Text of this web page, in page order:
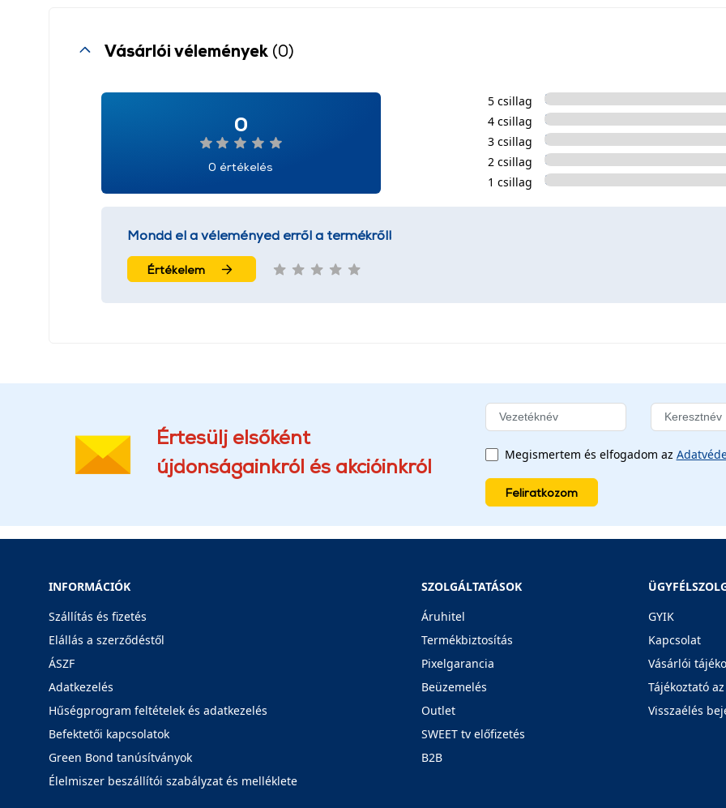
Vásárlói vélemények (0)
0
0 értékelés
5 csillag
4 csillag
3 csillag
2 csillag
1 csillag
Mondd el a véleményed erről a termékről!
Értékelem
Értesülj elsőként
újdonságainkról és akcióinkról
Megismertem és elfogadom az
Feliratkozom
INFORMÁCIÓK
Szállítás és fizetés
Elállás a szerződéstől
ÁSZF
Adatkezelés
Hűségprogram feltételek és adatkezelés
Befektetői kapcsolatok
Green Bond tanúsítványok
Élelmiszer beszállítói szabályzat és melléklete
SZOLGÁLTATÁSOK
Áruhitel
Termékbiztosítás
Pixelgarancia
Beüzemelés
Outlet
SWEET tv előfizetés
B2B
GYIK
Kapcsolat
Vásárlói
Tájékoztató
Visszaélés